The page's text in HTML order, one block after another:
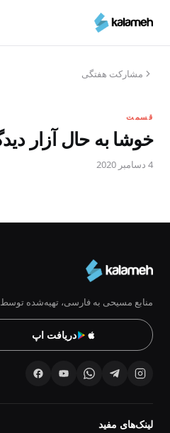
محتوای
مشارکت هفتگی
قسمت
خوشا به حال آزار
4 دسامبر 2020
منابع مسیحی به فارسی، تهیه‌شده توسط
دریافت اپ
لینک‌های مفید